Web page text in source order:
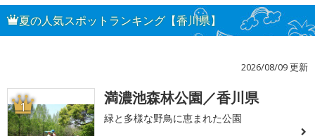
夏の人気スポットランキング【香川県】
2026/08/09 更新
1 満濃池森林公園／香川県
緑と多様な野鳥に恵まれた公園